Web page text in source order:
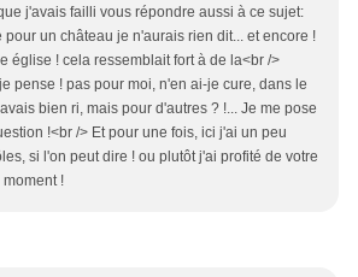
j'avais failli vous répondre aussi à ce sujet:
pour un château je n'aurais rien dit... et encore !
église ! cela ressemblait fort à de la<br />
pense ! pas pour moi, n'en ai-je cure, dans le
bien ri, mais pour d'autres ? !... Je me pose
!<br /> Et pour une fois, ici j'ai un peu
si l'on peut dire ! ou plutôt j'ai profité de votre
!